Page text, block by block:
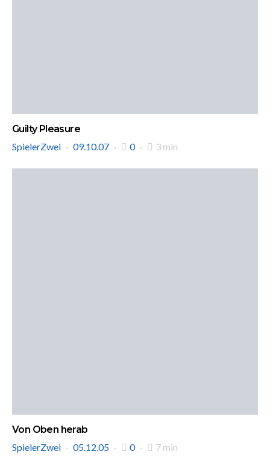
Guilty Pleasure
SpielerZwei
09.10.07 0 3 min
Von Oben herab
SpielerZwei
05.12.05 0 7 min